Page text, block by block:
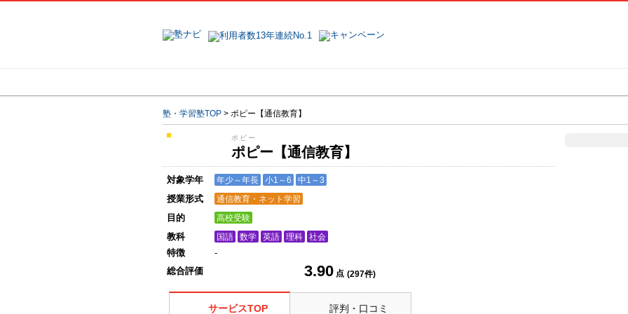
塾・学習塾TOP > ポピー【通信教育】
ポピー
ポピー【通信教育】
対象学年 年少～年長 小1～6 中1～3
授業形式 通信教育・ネット学習
目的 高校受験
教科 国語 数学 英語 理科 社会
特徴
-
総合評価
3.90 点 (297件)
サービスTOP 評判・口コミ